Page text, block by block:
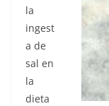
la
ingest
a de
sal en
la
dieta